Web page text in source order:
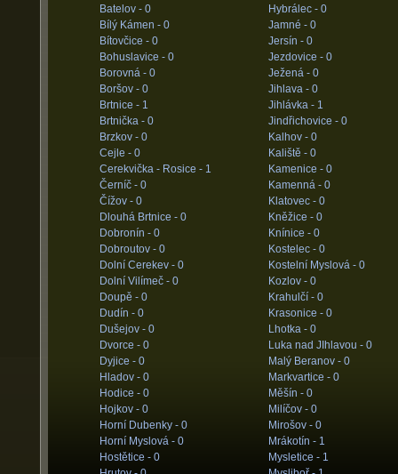
Batelov - 0
Bílý Kámen - 0
Bítovčice - 0
Bohuslavice - 0
Borovná - 0
Boršov - 0
Brtnice - 1
Brtnička - 0
Brzkov - 0
Cejle - 0
Cerekvička - Rosice - 1
Černíč - 0
Čížov - 0
Dlouhá Brtnice - 0
Dobronín - 0
Dobroutov - 0
Dolní Cerekev - 0
Dolní Vilímeč - 0
Doupě - 0
Dudín - 0
Dušejov - 0
Dvorce - 0
Dyjice - 0
Hladov - 0
Hodice - 0
Hojkov - 0
Horní Dubenky - 0
Horní Myslová - 0
Hostětice - 0
Hybrálec - 0
Jamné - 0
Jersín - 0
Jezdovice - 0
Ježená - 0
Jihlava - 0
Jihlávka - 1
Jindřichovice - 0
Kalhov - 0
Kaliště - 0
Kamenice - 0
Kamenná - 0
Klatovec - 0
Kněžice - 0
Knínice - 0
Kostelec - 0
Kostelní Myslová - 0
Kozlov - 0
Krahulčí - 0
Krasonice - 0
Lhotka - 0
Luka nad JIhlavou - 0
Malý Beranov - 0
Markvartice - 0
Měšín - 0
Milíčov - 0
Mirošov - 0
Mrákotín - 1
Mysletice - 1